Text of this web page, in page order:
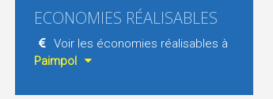
ECONOMIES RÉALISABLES
Voir les économies réalisables à
Paimpol